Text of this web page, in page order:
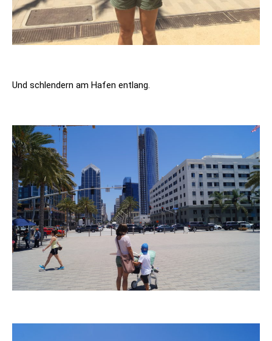
Und schlendern am Hafen entlang.